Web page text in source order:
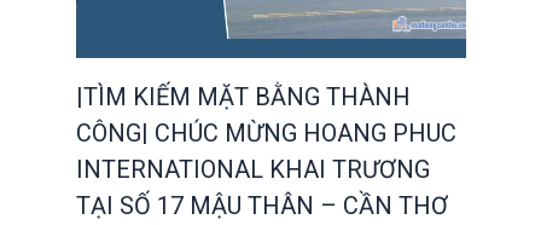
|TÌM KIẾM MẶT BẰNG THÀNH
CÔNG| CHÚC MỪNG HOANG PHUC
INTERNATIONAL KHAI TRƯƠNG
TẠI SỐ 17 MẬU THÂN – CẦN THƠ